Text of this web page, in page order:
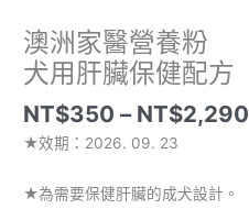
澳洲家醫營養粉
犬用肝臟保健配方
NT$350 – NT$2,290
★效期：2026. 09. 23
★為需要保健肝臟的成犬設計。